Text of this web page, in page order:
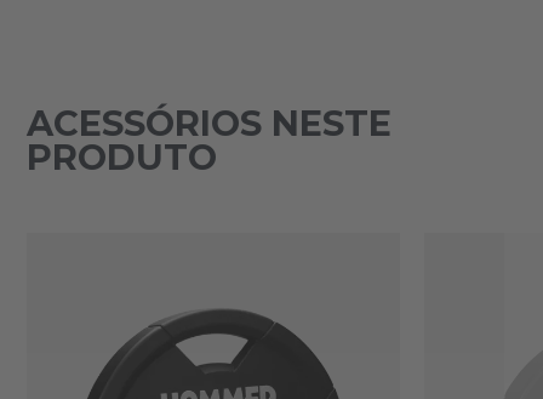
ACESSÓRIOS NESTE
PRODUTO